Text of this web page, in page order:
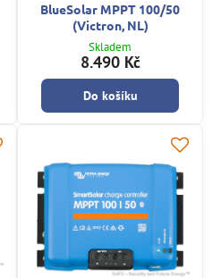
BlueSolar MPPT 100/50
(Victron, NL)
Skladem
8.490 Kč
Do košíku